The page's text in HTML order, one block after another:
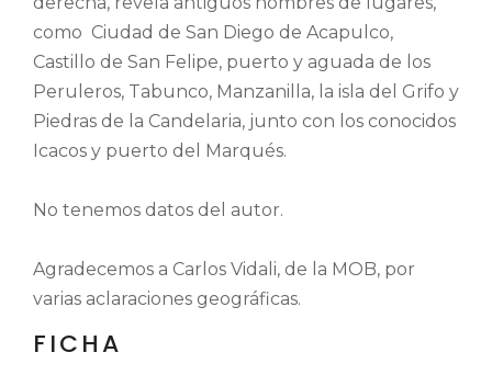
como Ciudad de San Diego de Acapulco,
Castillo de San Felipe, puerto y aguada de los
Peruleros, Tabunco, Manzanilla, la isla del Grifo y
Piedras de la Candelaria, junto con los conocidos
Icacos y puerto del Marqués.
No tenemos datos del autor.
Agradecemos a Carlos Vidali, de la MOB, por
varias aclaraciones geográficas.
FICHA